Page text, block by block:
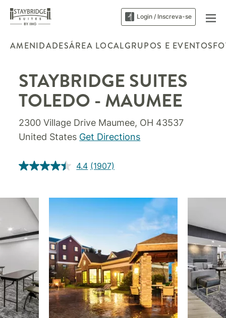
Login / Inscreva-se
AMENIDADESÁREA LOCALGRUPOS E EVENTOS
STAYBRIDGE SUITES
TOLEDO - MAUMEE
2300 Village Drive Maumee, OH 43537
United States Get Directions
4.4 (1907)